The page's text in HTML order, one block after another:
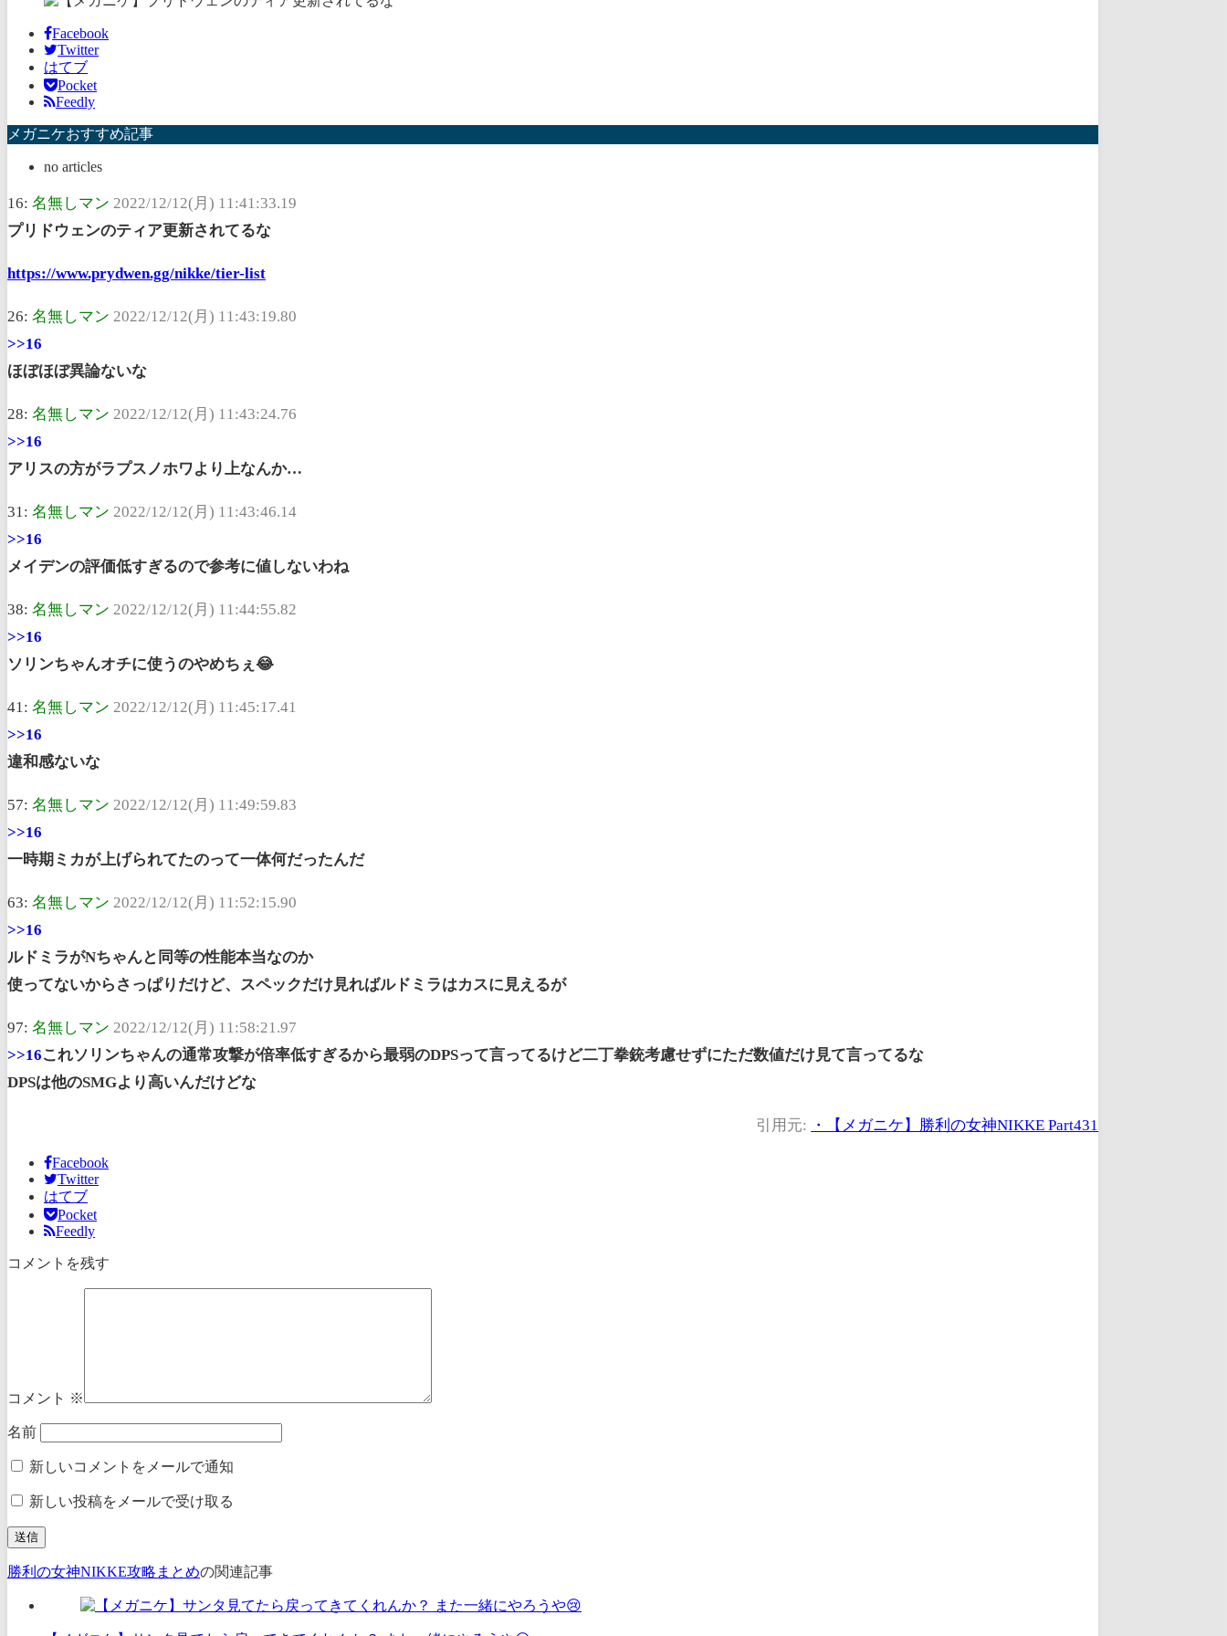
Facebook
Twitter
はてブ
Pocket
Feedly
メガニケおすすめ記事
no articles
16: 名無しマン 2022/12/12(月) 11:41:33.19
プリドウェンのティア更新されてるな
https://www.prydwen.gg/nikke/tier-list
26: 名無しマン 2022/12/12(月) 11:43:19.80
>>16
ほぼほぼ異論ないな
28: 名無しマン 2022/12/12(月) 11:43:24.76
>>16
アリスの方がラプスノホワより上なんか…
31: 名無しマン 2022/12/12(月) 11:43:46.14
>>16
メイデンの評価低すぎるので参考に値しないわね
38: 名無しマン 2022/12/12(月) 11:44:55.82
>>16
ソリンちゃんオチに使うのやめちぇ😂
41: 名無しマン 2022/12/12(月) 11:45:17.41
>>16
違和感ないな
57: 名無しマン 2022/12/12(月) 11:49:59.83
>>16
一時期ミカが上げられてたのって一体何だったんだ
63: 名無しマン 2022/12/12(月) 11:52:15.90
>>16
ルドミラがNちゃんと同等の性能本当なのか
使ってないからさっぱりだけど、スペックだけ見ればルドミラはカスに見えるが
97: 名無しマン 2022/12/12(月) 11:58:21.97
>>16これソリンちゃんの通常攻撃が倍率低すぎるから最弱のDPSって言ってるけど二丁拳銃考慮せずにただ数値だけ見て言ってるな
DPSは他のSMGより高いんだけどな
引用元: ・【メガニケ】勝利の女神NIKKE Part431
Facebook
Twitter
はてブ
Pocket
Feedly
コメントを残す
コメント ※
名前
新しいコメントをメールで通知
新しい投稿をメールで受け取る
勝利の女神NIKKE攻略まとめの関連記事